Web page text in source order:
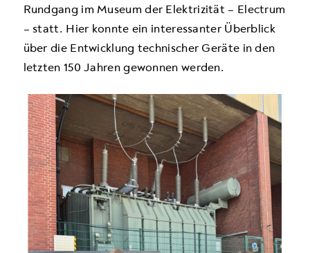
Rundgang im Museum der Elektrizität – Electrum
– statt. Hier konnte ein interessanter Überblick
über die Entwicklung technischer Geräte in den
letzten 150 Jahren gewonnen werden.